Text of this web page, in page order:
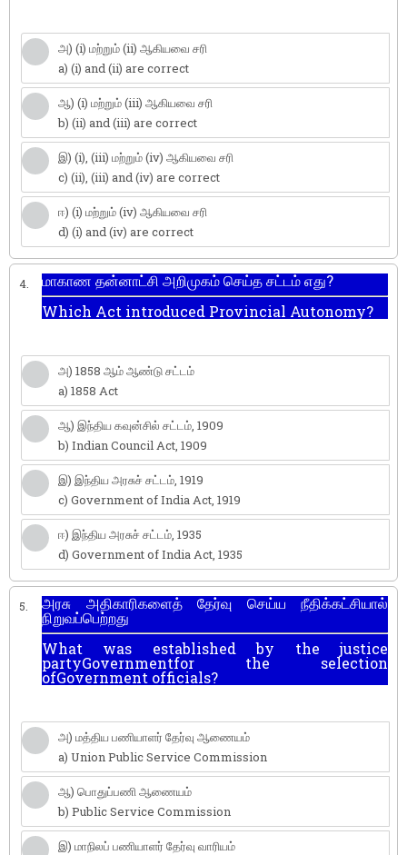
அ) (i) மற்றும் (ii) ஆகியவை சரி
a) (i) and (ii) are correct
ஆ) (i) மற்றும் (iii) ஆகியவை சரி
b) (ii) and (iii) are correct
இ) (i), (iii) மற்றும் (iv) ஆகியவை சரி
c) (ii), (iii) and (iv) are correct
ஈ) (i) மற்றும் (iv) ஆகியவை சரி
d) (i) and (iv) are correct
4.
மாகாண தன்னாட்சி அறிமுகம் செய்த சட்டம் எது?
Which Act introduced Provincial Autonomy?
அ) 1858 ஆம் ஆண்டு சட்டம்
a) 1858 Act
ஆ) இந்திய கவுன்சில் சட்டம், 1909
b) Indian Council Act, 1909
இ) இந்திய அரசுச் சட்டம், 1919
c) Government of India Act, 1919
ஈ) இந்திய அரசுச் சட்டம், 1935
d) Government of India Act, 1935
5. அரசு அதிகாரிகளைத் தேர்வு செய்ய நீதிக்கட்சியால்
நிறுவப்பெற்றது
What was established by the justice
partyGovernmentfor the selection
ofGovernment officials?
அ) மத்திய பணியாளர் தேர்வு ஆணையம்
a) Union Public Service Commission
ஆ) பொதுப்பணி ஆணையம்
b) Public Service Commission
இ) மாநிலப் பணியாளர் தேர்வு வாரியம்